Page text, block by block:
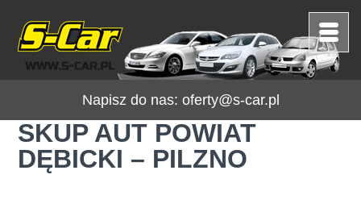
Napisz do nas: oferty@s-car.pl
SKUP AUT POWIAT
DĘBICKI – PILZNO